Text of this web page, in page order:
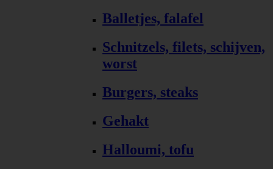
Balletjes, falafel
Schnitzels, filets, schijven,
worst
Burgers, steaks
Gehakt
Halloumi, tofu